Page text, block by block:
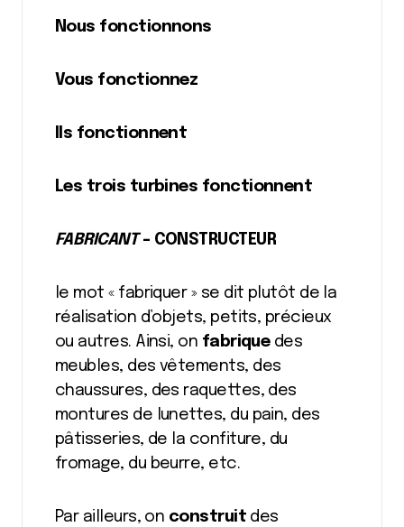
Nous fonctionnons
Vous fonctionnez
Ils fonctionnent
Les trois turbines fonctionnent
FABRICANT – CONSTRUCTEUR
le mot « fabriquer » se dit plutôt de la
réalisation d’objets, petits, précieux
ou autres. Ainsi, on fabriquedes
meubles, des vêtements, des
chaussures, des raquettes, des
montures de lunettes, du pain, des
pâtisseries, de la confiture, du
fromage, du beurre, etc.
Par ailleurs, on construitdes